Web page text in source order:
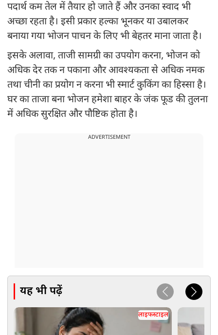
पदार्थ कम तेल में तैयार हो जाते हैं और उनका स्वाद भी
अच्छा रहता है। इसी प्रकार हल्का भूनकर या उबालकर
बनाया गया भोजन पाचन के लिए भी बेहतर माना जाता है।
इसके अलावा, ताजी सामग्री का उपयोग करना, भोजन को
अधिक देर तक न पकाना और आवश्यकता से अधिक नमक
तथा चीनी का प्रयोग न करना भी स्मार्ट कुकिंग का हिस्सा है।
घर का ताजा बना भोजन हमेशा बाहर के जंक फूड की तुलना
में अधिक सुरक्षित और पौष्टिक होता है।
ADVERTISEMENT
यह भी पढ़ें
लाइफस्टाइल